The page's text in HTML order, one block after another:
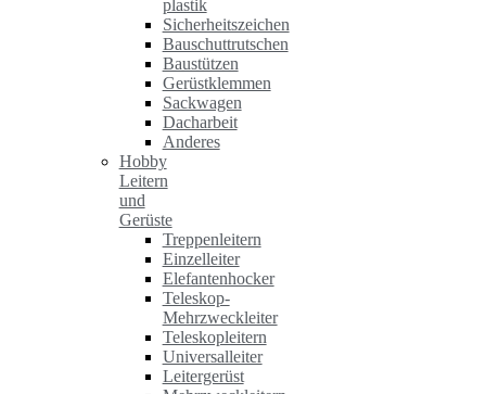
plastik
Sicherheitszeichen
Bauschuttrutschen
Baustützen
Gerüstklemmen
Sackwagen
Dacharbeit
Anderes
Hobby
Leitern
und
Gerüste
Treppenleitern
Einzelleiter
Elefantenhocker
Teleskop-
Mehrzweckleiter
Teleskopleitern
Universalleiter
Leitergerüst